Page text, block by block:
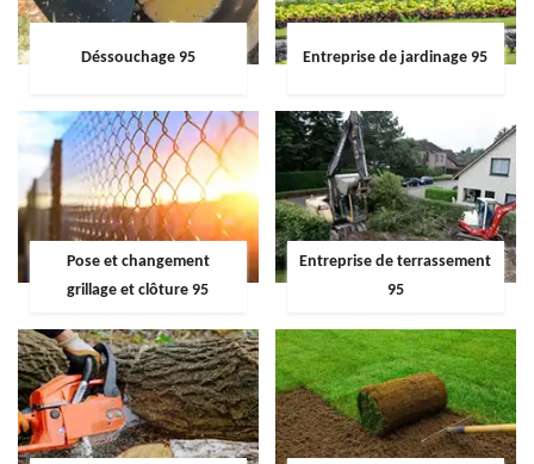
Déssouchage 95 Entreprise de jardinage 95
Pose et changement
grillage et clôture 95
Entreprise de terrassement
95